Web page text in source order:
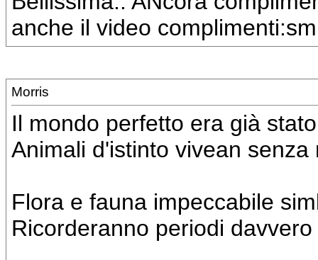
anche il video
Morris
Il mondo perfetto era già
Animali d'istinto vivean senza
Flora e fauna impeccabile
Ricorderanno periodi